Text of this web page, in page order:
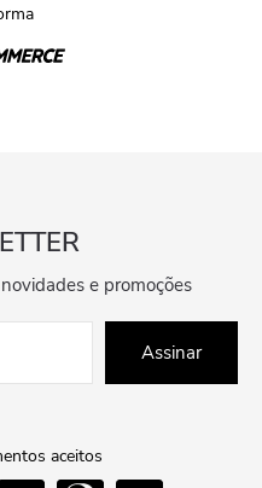
e promoções
Assinar
aceitos